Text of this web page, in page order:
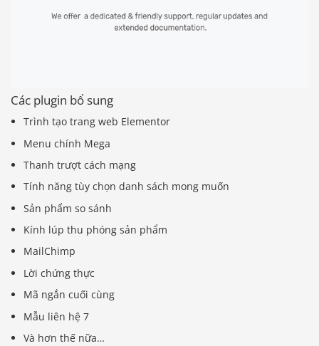
Các plugin bổ sung
Trình tạo trang web Elementor
Menu chính Mega
Thanh trượt cách mạng
Tính năng tùy chọn danh sách mong muốn
Sản phẩm so sánh
Kính lúp thu phóng sản phẩm
MailChimp
Lời chứng thực
Mã ngắn cuối cùng
Mẫu liên hệ 7
Và hơn thế nữa…